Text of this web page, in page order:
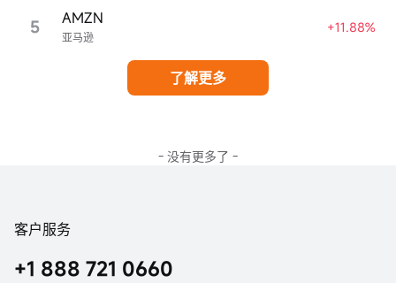
5 亚马逊
AMZN +11.88%
了解更多
- 没有更多了 -
客户服务
+1 888 721 0660